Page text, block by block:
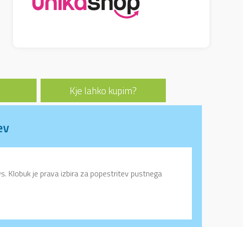
Kje lahko kupim?
Klobuk je prava izbira za popestritev pustnega